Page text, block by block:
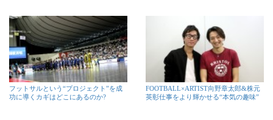
フットサルという“プロジェクト”を成
功に導くカギはどこにあるのか?
FOOTBALL×ARTIST向野章太郎&株元
英彰仕事をより輝かせる“本気の趣味”